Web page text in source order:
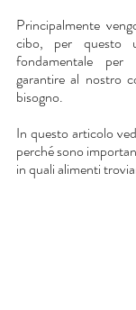
Principalmente
cibo, per questo
fondamentale
garantire al nostro
bisogno.
In questo articolo
perché sono
in quali alimenti